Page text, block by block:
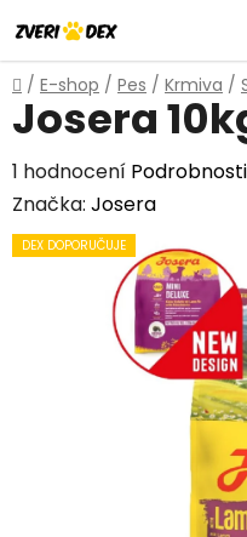
na
obsah
Domů
/ E-shop / Pes / Krmiva /
Josera
Průměrné
hodnocení
produktu
1 hodnocení
Značka: Josera
DEX DOPORUČUJE